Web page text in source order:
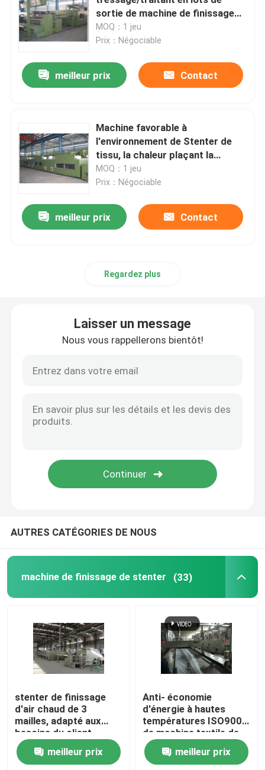
Machine de Stenter d'air chaud
machine de stenter de textile
Machine de finissage de textile
Machine d'impression rotatoire d'écran
Machine de vapeur de boucle
Machine de séchage de cylindre
rayonnages métalliques de stockage
machine de mercerisage
Chaîne de production de fibre discontinue de
sortie de machine de finissage
de textile de machine de Stenter
de rail
MOQ：1 jeu
Prix：Négociable
meilleur prix Contact
Machine favorable à
l'environnement de Stenter de
tissu, la chaleur plaçant la
machine textile de Stenter
MOQ：1 jeu
Prix：Négociable
meilleur prix Contact
Regardez plus
Laisser un message
Nous vous rappellerons bientôt!
AUTRES CATÉGORIES DE NOUS
machine de finissage de stenter (33)
stenter de finissage
d'air chaud de 3
mailles, adapté aux
besoins du client,
conception
d'humanisation
meilleur prix
Anti- économie
d'énergie à hautes
températures ISO9001
de machine textile de
Stenter
meilleur prix